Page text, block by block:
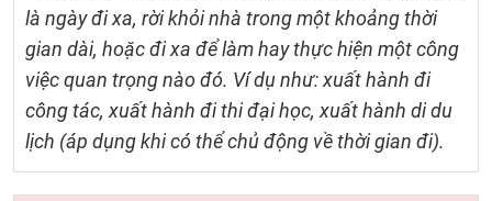
là ngày đi xa, rời khỏi nhà trong một khoảng thời
gian dài, hoặc đi xa để làm hay thực hiện một công
việc quan trọng nào đó. Ví dụ như: xuất hành đi
công tác, xuất hành đi thi đại học, xuất hành di du
lịch (áp dụng khi có thể chủ động về thời gian đi).